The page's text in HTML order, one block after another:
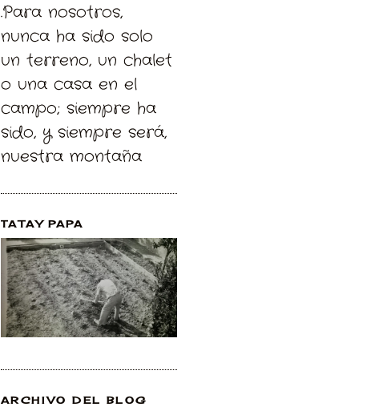
.Para nosotros,
nunca ha sido solo
un terreno, un chalet
o una casa en el
campo; siempre ha
sido, y siempre será,
nuestra montaña
TATAY PAPA
ARCHIVO DEL BLOG